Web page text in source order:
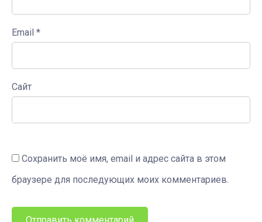
Email *
Сайт
Сохранить моё имя, email и адрес сайта в этом
браузере для последующих моих комментариев.